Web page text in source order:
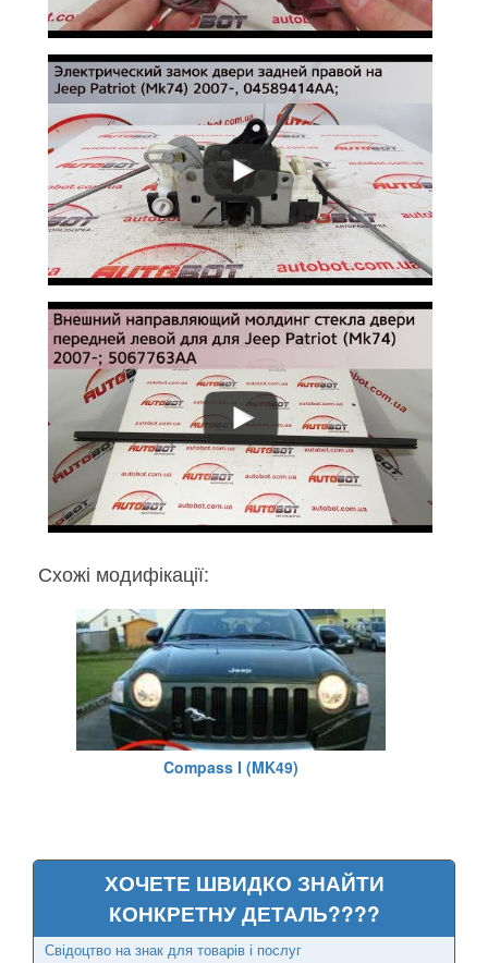
Схожі модифікації:
Compass I (MK49)
ХОЧЕТЕ ШВИДКО ЗНАЙТИ
КОНКРЕТНУ ДЕТАЛЬ????
Свідоцтво на знак для товарів і послуг